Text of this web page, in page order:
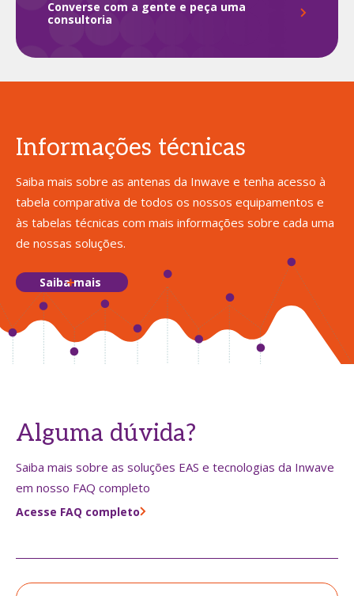
Converse com a gente e peça uma
consultoria
Informações técnicas
Saiba mais sobre as antenas da Inwave e tenha acesso à
tabela comparativa de todos os nossos equipamentos e
às tabelas técnicas com mais informações sobre cada uma
de nossas soluções.
Saiba mais
Alguma dúvida?
Saiba mais sobre as soluções EAS e tecnologias da Inwave
em nosso FAQ completo
Acesse FAQ completo